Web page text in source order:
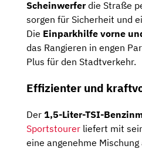
Scheinwerferdie Straße
sorgen für Sicherheit und
Die Einparkhilfe vorne
das Rangieren in engen
Plus für den Stadtverkehr.
Effizienter und
Der 1,5-Liter-TSI-
Sportstourer liefert mit
eine angenehme